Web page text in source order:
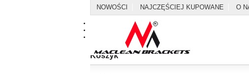
NOWOŚCI NAJCZĘŚCIEJ KUPOWANE O
Koszyk